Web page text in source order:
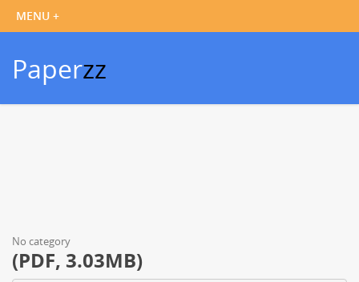
Paperzz
No category
(PDF, 3.03MB)